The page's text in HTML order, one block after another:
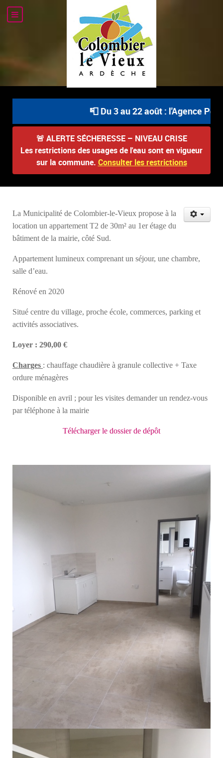
📮 Du 3 au 22 août : l'Agence
🚨 ALERTE SÉCHERESSE – NIVEAU CRISE
Les restrictions des usages de l'eau sont en vigueur
sur la commune. Consulter les restrictions
La Municipalité de Colombier-le-Vieux propose à la
location un appartement T2 de 30m² au 1er étage du
bâtiment de la mairie, côté Sud.
Appartement lumineux comprenant un séjour, une chambre,
salle d’eau.
Rénové en 2020
Situé centre du village, proche école, commerces, parking et
activités associatives.
Loyer : 290,00 €
Charges : chauffage chaudière à granule collective + Taxe
ordure ménagères
Disponible en avril ; pour les visites demander un rendez-vous
par téléphone à la mairie
Télécharger le dossier de dépôt